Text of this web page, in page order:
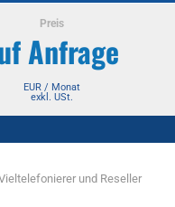
Preis
Anfrage
EUR / Monat
exkl. USt.
und Reseller